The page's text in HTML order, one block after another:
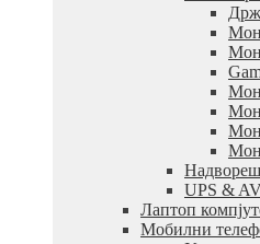
UPS &
Лаптоп
Мобилни